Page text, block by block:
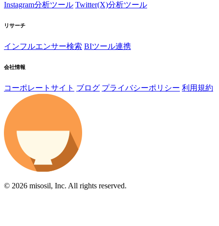
Instagram分析ツール Twitter(X)分析ツール
リサーチ
インフルエンサー検索 BIツール連携
会社情報
コーポレートサイト ブログ プライバシーポリシー 利用規約
© 2026 misosil, Inc. All rights reserved.